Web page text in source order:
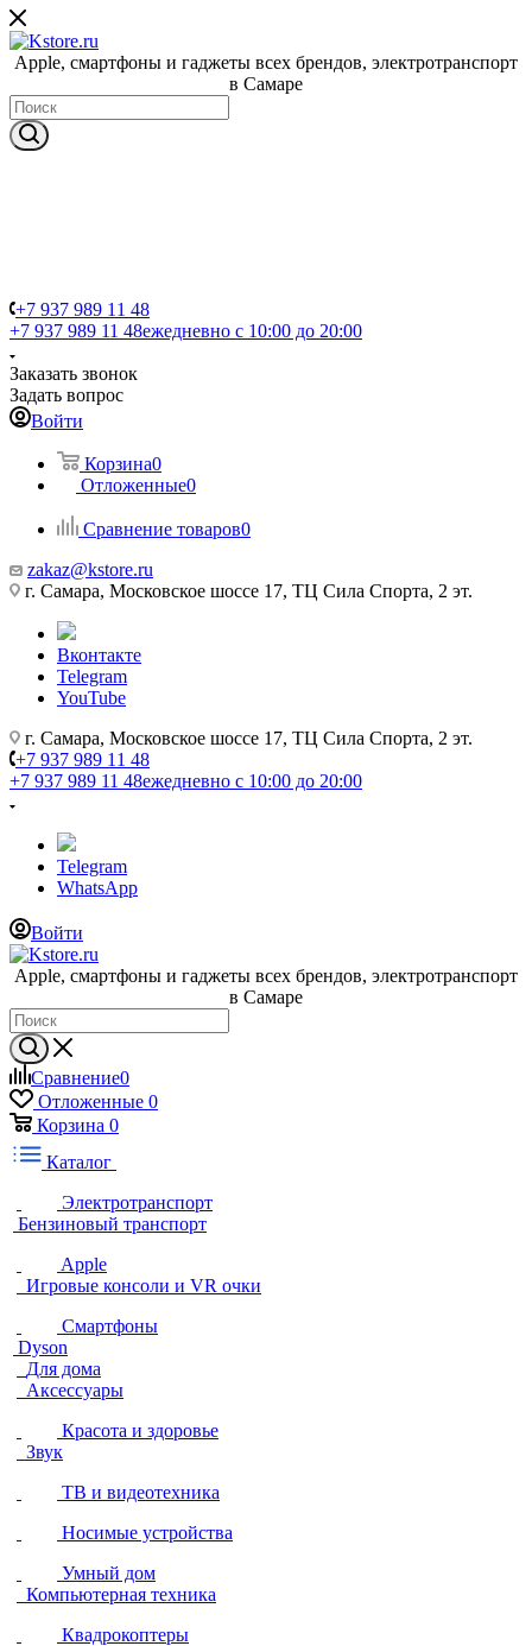
Apple, cмартфоны и гаджеты всех брендов, электротранспорт
в Самаре
+7 937 989 11 48
+7 937 989 11 48ежедневно с 10:00 до 20:00
Заказать звонок
Задать вопрос
Войти
Корзина0
Отложенные0
Сравнение товаров0
zakaz@kstore.ru
г. Самара, Московское шоссе 17, ТЦ Сила Спорта, 2 эт.
Вконтакте
Telegram
YouTube
г. Самара, Московское шоссе 17, ТЦ Сила Спорта, 2 эт.
+7 937 989 11 48
+7 937 989 11 48ежедневно с 10:00 до 20:00
Telegram
WhatsApp
Войти
Apple, cмартфоны и гаджеты всех брендов, электротранспорт
в Самаре
Сравнение0
Отложенные 0
Корзина 0
Каталог
Электротранспорт
Бензиновый транспорт
Apple
Игровые консоли и VR очки
Смартфоны
Dyson
Для дома
Аксессуары
Красота и здоровье
Звук
ТВ и видеотехника
Носимые устройства
Умный дом
Компьютерная техника
Квадрокоптеры